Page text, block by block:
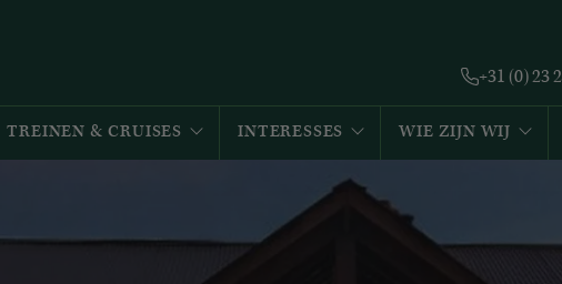
+31 (0) 23
TREINEN & CRUISES INTERESSES WIE ZIJN WIJ